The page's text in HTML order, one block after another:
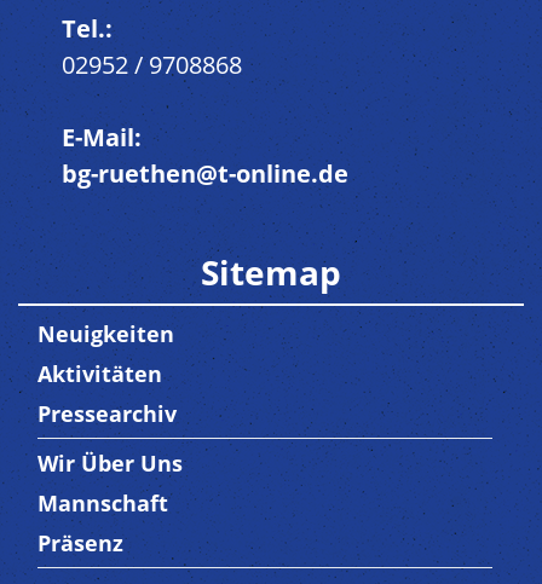
Tel.:
02952 / 9708868
E-Mail:
bg-ruethen@t-online.de
Sitemap
Neuigkeiten
Aktivitäten
Pressearchiv
Trenner3
Wir Über Uns
Mannschaft
Präsenz